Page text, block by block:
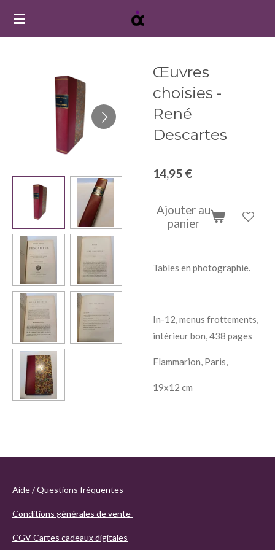
Passer
Œuvres
choisies -
René
Descartes
14,95 €
Ajouter au
panier
Tables en photographie.
In-12, menus frottements,
intérieur bon, 438 pages
Flammarion, Paris,
19x12 cm
Aide / Questions fréquentes
Conditions générales de vente
CGV Cartes cadeaux digitales